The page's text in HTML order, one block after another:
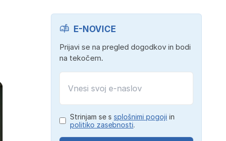
E-NOVICE
Prijavi se na pregled dogodkov in bodi
na tekočem.
Strinjam se s splošnimi pogoji in
politiko zasebnosti.